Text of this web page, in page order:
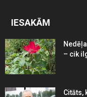
IESAKĀM
– cik
Citāts,